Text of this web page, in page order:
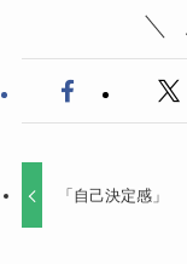
「自己決定感」